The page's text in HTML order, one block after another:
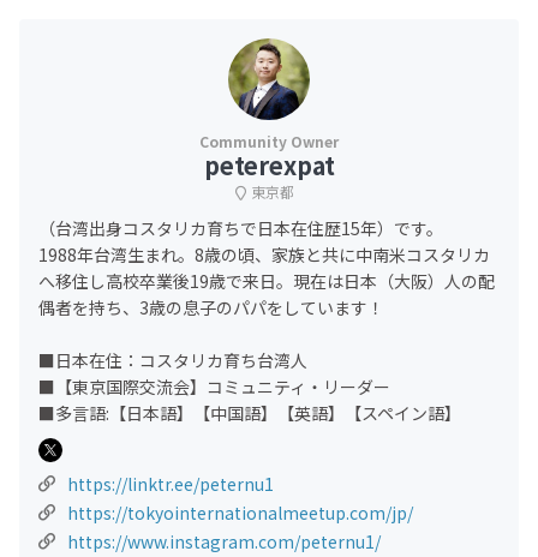
peterexpat
東京都
（台湾出身コスタリカ育ちで日本在住歴15年）です。
1988年台湾生まれ。8歳の頃、家族と共に中南米コスタリカ
へ移住し高校卒業後19歳で来日。現在は日本（大阪）人の配
偶者を持ち、3歳の息子のパパをしています！
■日本在住：コスタリカ育ち台湾人
■【東京国際交流会】コミュニティ・リーダー
■多言語:【日本語】【中国語】【英語】【スペイン語】
https://linktr.ee/peternu1
https://tokyointernationalmeetup.com/jp/
https://www.instagram.com/peternu1/